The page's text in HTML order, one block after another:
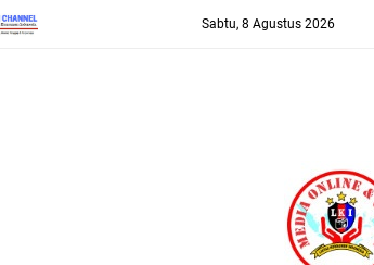
Sabtu, 8 Agustus 2026